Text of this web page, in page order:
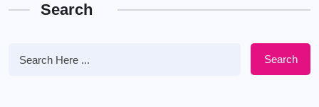
Search
Search